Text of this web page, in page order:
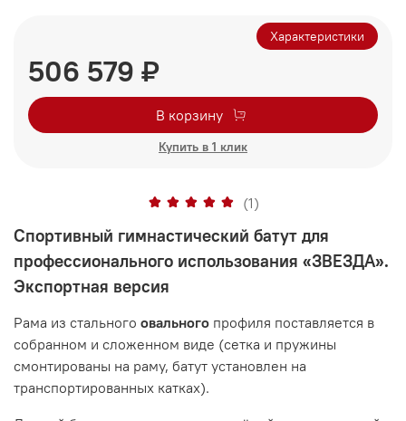
506 579 ₽
В корзину
Купить в 1 клик
Характеристики
(1)
Спортивный гимнастический батут для
профессионального использования «ЗВЕЗДА».
Экспортная версия
Рама из стального овального профиля поставляется в
собранном и сложенном виде (сетка и пружины
смонтированы на раму, батут установлен на
транспортированных катках).